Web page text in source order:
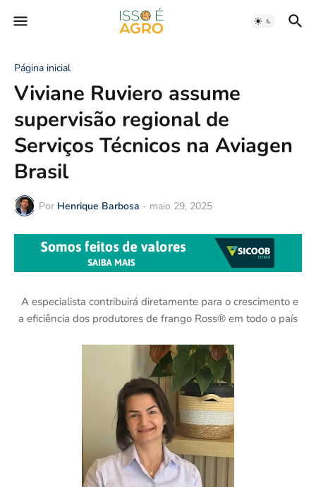
Página inicial
Viviane Ruviero assume
supervisão regional de
Serviços Técnicos na Aviagen
Brasil
Por Henrique Barbosa - maio 29, 2025
A especialista contribuirá diretamente para o crescimento e
a eficiência dos produtores de frango Ross® em todo o país